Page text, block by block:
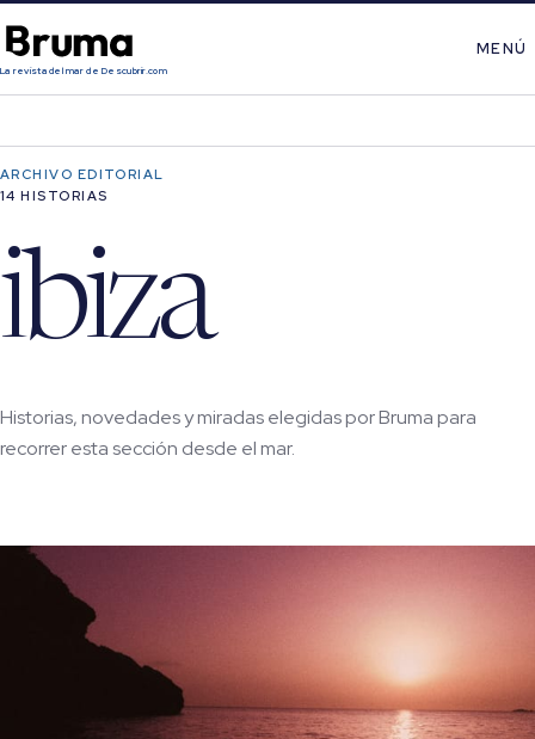
La revista del mar de Descubrir.com
MENÚ
ARCHIVO EDITORIAL
14 HISTORIAS
ibiza
Historias, novedades y miradas elegidas por Bruma para
recorrer esta sección desde el mar.